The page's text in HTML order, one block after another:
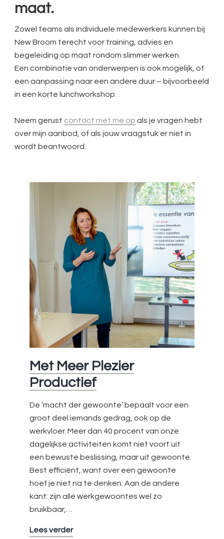
maat.
Zowel teams als individuele medewerkers kunnen bij
New Broom terecht voor training, advies en
begeleiding op maat rondom slimmer werken.
Een combinatie van onderwerpen is ook mogelijk, of
een aanpassing naar een andere duur – bijvoorbeeld
in een korte lunchworkshop.
Neem gerust contact met me op als je vragen hebt
over mijn aanbod, of als jouw vraagstuk er niet in
wordt beantwoord.
Met Meer Plezier
Productief
De ‘macht der gewoonte’ bepaalt voor een
groot deel iemands gedrag, ook op de
werkvloer. Meer dan 40 procent van onze
dagelijkse activiteiten komt niet voort uit
een bewuste beslissing, maar uit gewoonte.
Best efficiënt, want over een gewoonte
hoef je niet na te denken. Aan de andere
kant: zijn alle werkgewoontes wel zo
bruikbaar,…
Lees verderMet